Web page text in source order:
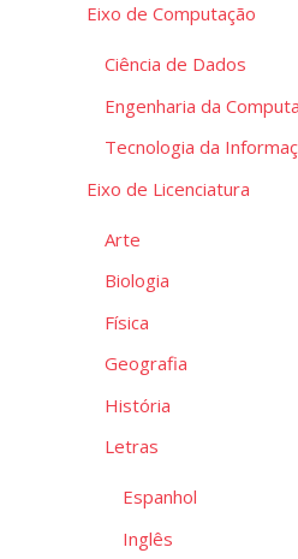
Eixo de Computação
Ciência de Dados
Engenharia da
Tecnologia da
Eixo de Licenciatura
Arte
Biologia
Física
Geografia
História
Letras
Espanhol
Inglês